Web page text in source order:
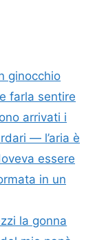
ginocchio
farla sentire
arrivati i
— l’aria è
essere
in un
la gonna